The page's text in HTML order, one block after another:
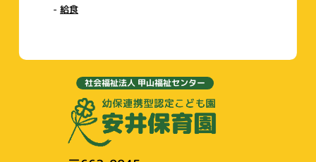
給食
社会福祉法人 甲山福祉センター